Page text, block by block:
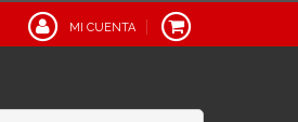
MI CUENTA